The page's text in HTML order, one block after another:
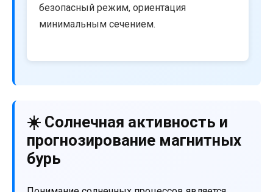
безопасный режим, ориентация
минимальным сечением.
☀️ Солнечная активность и
прогнозирование магнитных
бурь